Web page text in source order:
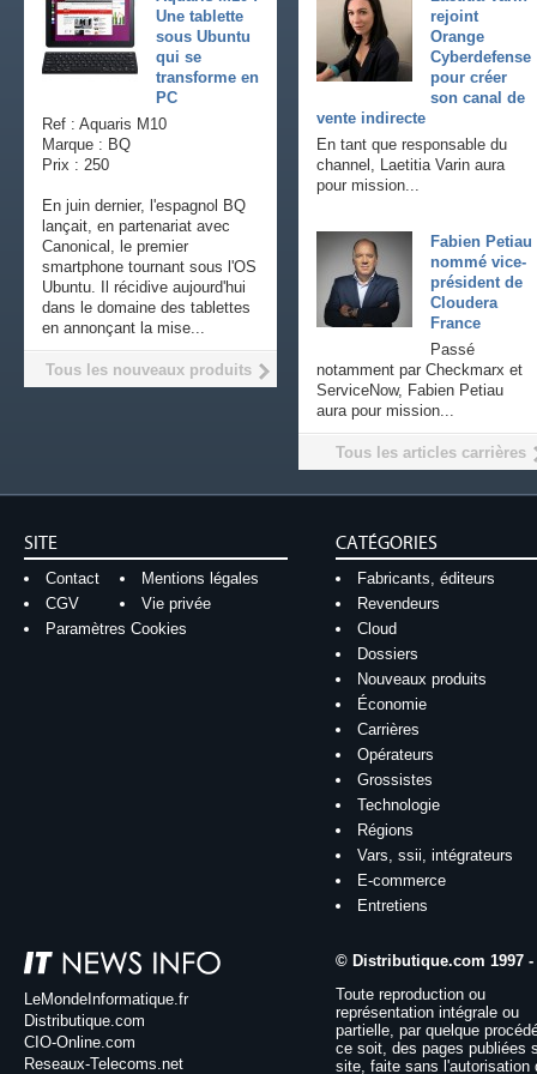
rejoint
Orange
Cyberdefense
pour créer
son canal de
vente indirecte
En tant que responsable du
channel, Laetitia Varin aura
pour mission...
Fabien Petiau
nommé vice-
président de
Cloudera
France
Passé
notamment par Checkmarx et
ServiceNow, Fabien Petiau
aura pour mission...
Tous les articles carrières
Une tablette
sous Ubuntu
qui se
transforme en
PC
Ref : Aquaris M10
Marque : BQ
Prix : 250
En juin dernier, l'espagnol BQ
lançait, en partenariat avec
Canonical, le premier
smartphone tournant sous l'OS
Ubuntu. Il récidive aujourd'hui
dans le domaine des tablettes
en annonçant la mise...
Tous les nouveaux produits
SITE
Contact
Mentions légales
CGV
Vie privée
Paramètres Cookies
CATÉGORIES
Fabricants, éditeurs
Revendeurs
Cloud
Dossiers
Nouveaux produits
Économie
Carrières
Opérateurs
Grossistes
Technologie
Régions
Vars, ssii, intégrateurs
E-commerce
Entretiens
LeMondeInformatique.fr
Distributique.com
CIO-Online.com
Reseaux-Telecoms.net
© Distributique.com 1997 -
Toute reproduction ou
représentation intégrale ou
partielle, par quelque
ce soit, des pages publiées
site, faite sans l'autorisation